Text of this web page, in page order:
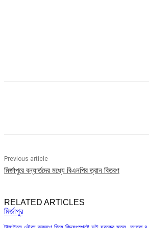
Previous article
মির্জাপুরে বন্যার্তদের মধ্যে বিএনপির ত্রান বিতরণ
RELATED ARTICLES
মির্জাপুর